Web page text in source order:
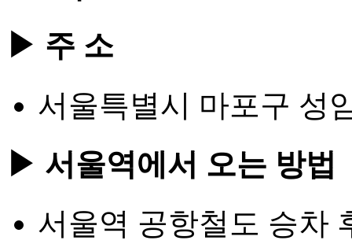
▶ 주 소
서울특별시 마포구 성
▶ 서울역에서 오는 방법
서울역 공항철도 승차